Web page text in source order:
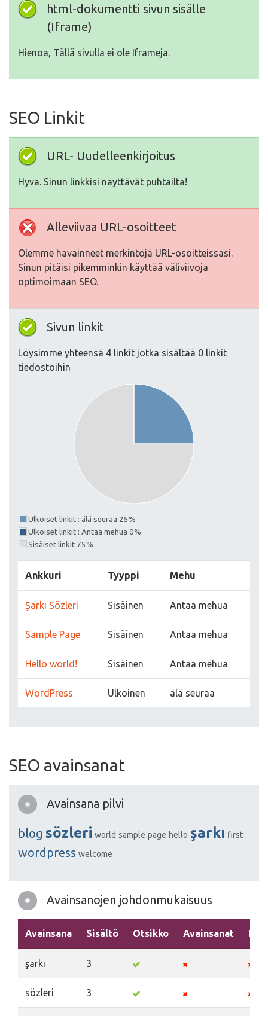
html-dokumentti sivun sisälle
(Iframe)
Hienoa, Tällä sivulla ei ole Iframeja.
SEO Linkit
URL- Uudelleenkirjoitus
Hyvä. Sinun linkkisi näyttävät puhtailta!
Alleviivaa URL-osoitteet
Olemme havainneet merkintöjä URL-osoitteissasi.
Sinun pitäisi pikemminkin käyttää väliviivoja
optimoimaan SEO.
Sivun linkit
Löysimme yhteensä 4 linkit jotka sisältää 0 linkit
tiedostoihin
Ulkoiset linkit : älä seuraa 25%
Ulkoiset linkit : Antaa mehua 0%
Sisäiset linkit 75%
Ankkuri Tyyppi Mehu
Şarkı Sözleri Sisäinen Antaa mehua
Sample Page Sisäinen Antaa mehua
Hello world! Sisäinen Antaa mehua
WordPress Ulkoinen älä seuraa
SEO avainsanat
Avainsana pilvi
blog sözleri world sample page hello şarkı first
wordpress welcome
Avainsanojen johdonmukaisuus
Avainsana Sisältö Otsikko Avainsanat
şarkı 3
sözleri 3